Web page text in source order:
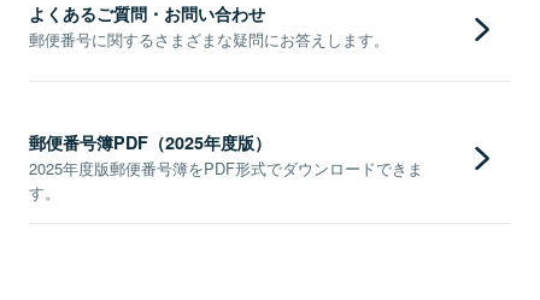
よくあるご質問・お問い合わせ
郵便番号に関するさまざまな疑問にお答えします。
郵便番号簿PDF（2025年度版）
2025年度版郵便番号簿をPDF形式でダウンロードできま
す。